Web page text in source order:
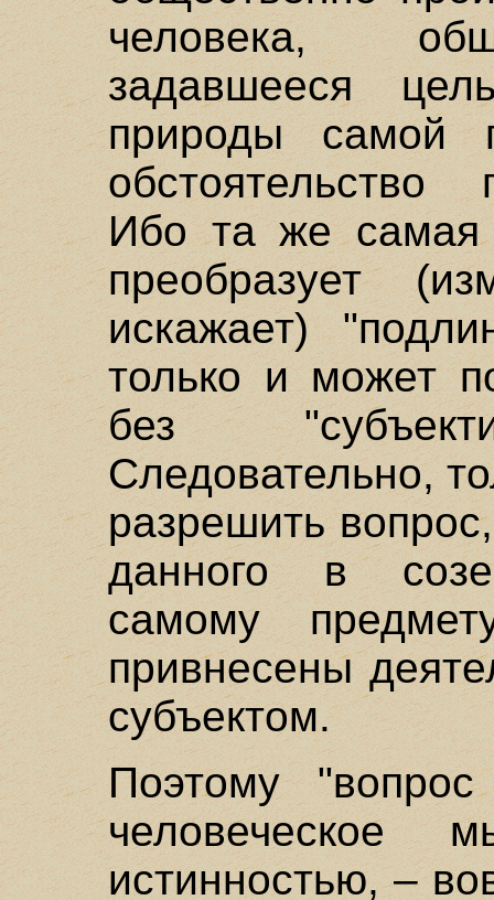
человека,
задавшееся
природы самой
обстоятельство
Ибо та же самая
преобразует
искажает)
только и может
без
Следовательно,
разрешить
данного в
самому
привнесены
субъектом.
Поэтому
человеческое
истинностью, –